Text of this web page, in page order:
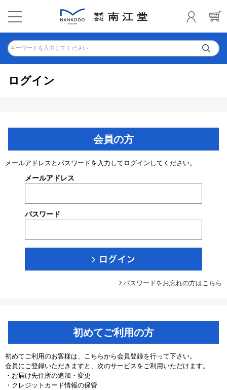
キーワードを入力してください
ログイン
会員の方
メールアドレスとパスワードを入力してログインしてください。
メールアドレス
パスワード
パスワードをお忘れの方はこちら
初めてご利用の方
初めてご利用のお客様は、こちらから会員登録を行って下さい。
会員にご登録いただきますと、次のサービスをご利用いただけます。
・お届け先住所の追加・変更
・クレジットカード情報の保管